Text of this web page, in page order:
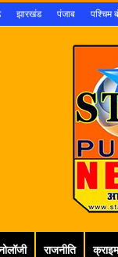
झारखंड पंजाब पश्चिम
राजनीति क्राइम